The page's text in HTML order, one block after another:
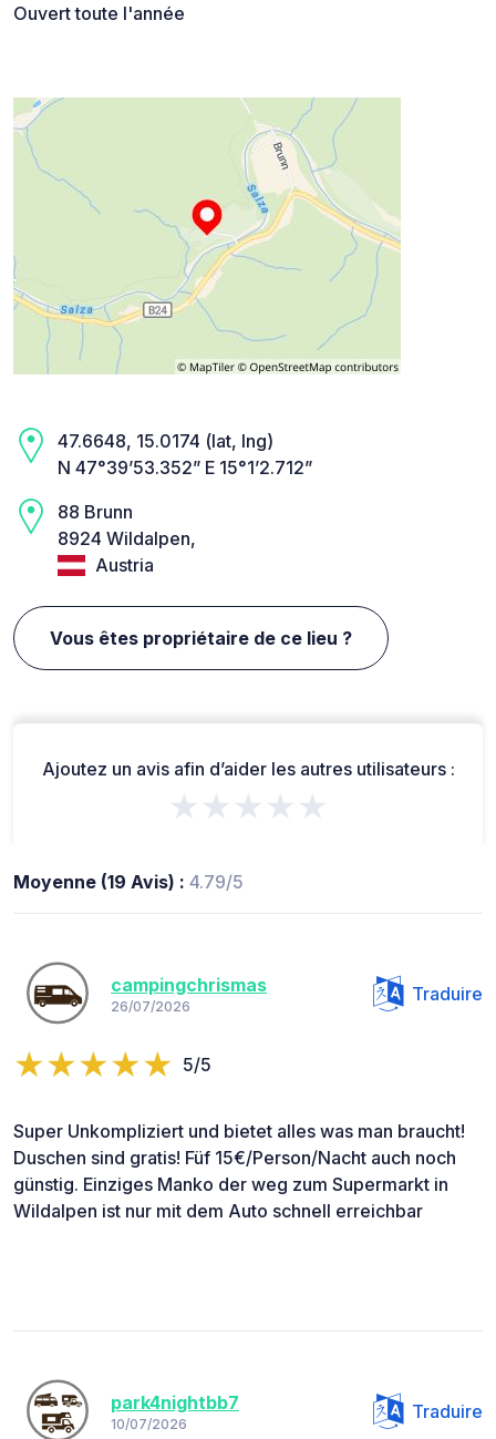
Ouvert toute l'année
47.6648, 15.0174 (lat, lng)
N 47°39’53.352” E 15°1’2.712”
88 Brunn
8924 Wildalpen,
Austria
Vous êtes propriétaire de ce lieu ?
Ajoutez un avis afin d’aider les autres utilisateurs :
★★★★★
Moyenne (19 Avis) : 4.79/5
campingchrismas
26/07/2026
Traduire
5/5
Super Unkompliziert und bietet alles was man braucht!
Duschen sind gratis! Füf 15€/Person/Nacht auch noch
günstig. Einziges Manko der weg zum Supermarkt in
Wildalpen ist nur mit dem Auto schnell erreichbar
park4nightbb7
10/07/2026
Traduire